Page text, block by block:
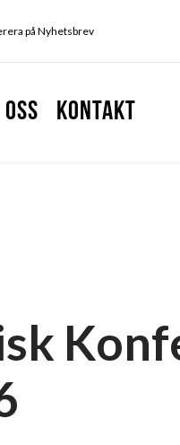
på Nyhetsbrev
oss Kontakt